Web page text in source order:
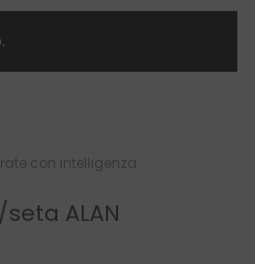
con intelligenza
ALAN